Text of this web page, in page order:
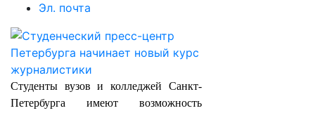
Эл. почта
Студенты вузов и колледжей Санкт-
Петербурга имеют возможность